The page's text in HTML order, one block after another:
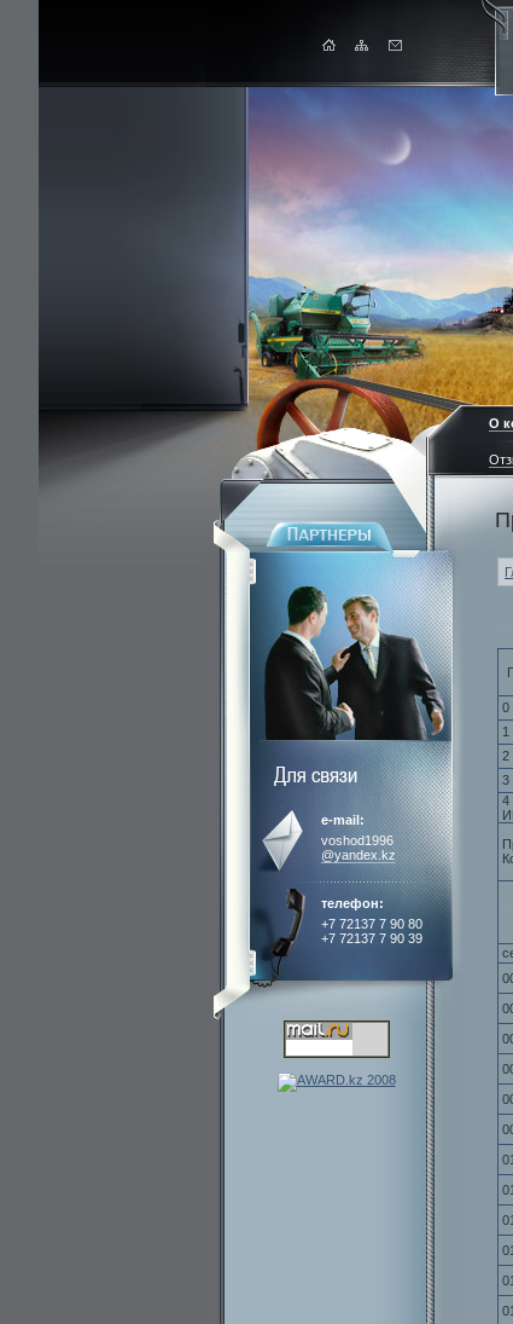
О
e-mail:
voshod1996
@yandex.kz
телефон:
+7 72137 7 90 80
+7 72137 7 90 39
0
2
3
4